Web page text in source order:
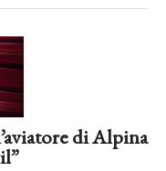
di Alpina
Ceo Italia,